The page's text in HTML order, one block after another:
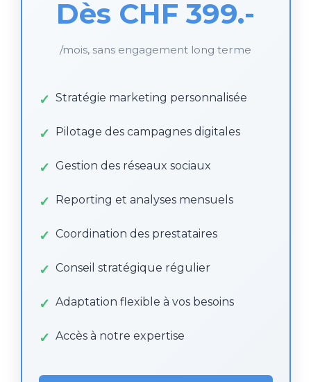
Dès CHF 399.-
/mois, sans engagement long terme
Stratégie marketing personnalisée
Pilotage des campagnes digitales
Gestion des réseaux sociaux
Reporting et analyses mensuels
Coordination des prestataires
Conseil stratégique régulier
Adaptation flexible à vos besoins
Accès à notre expertise